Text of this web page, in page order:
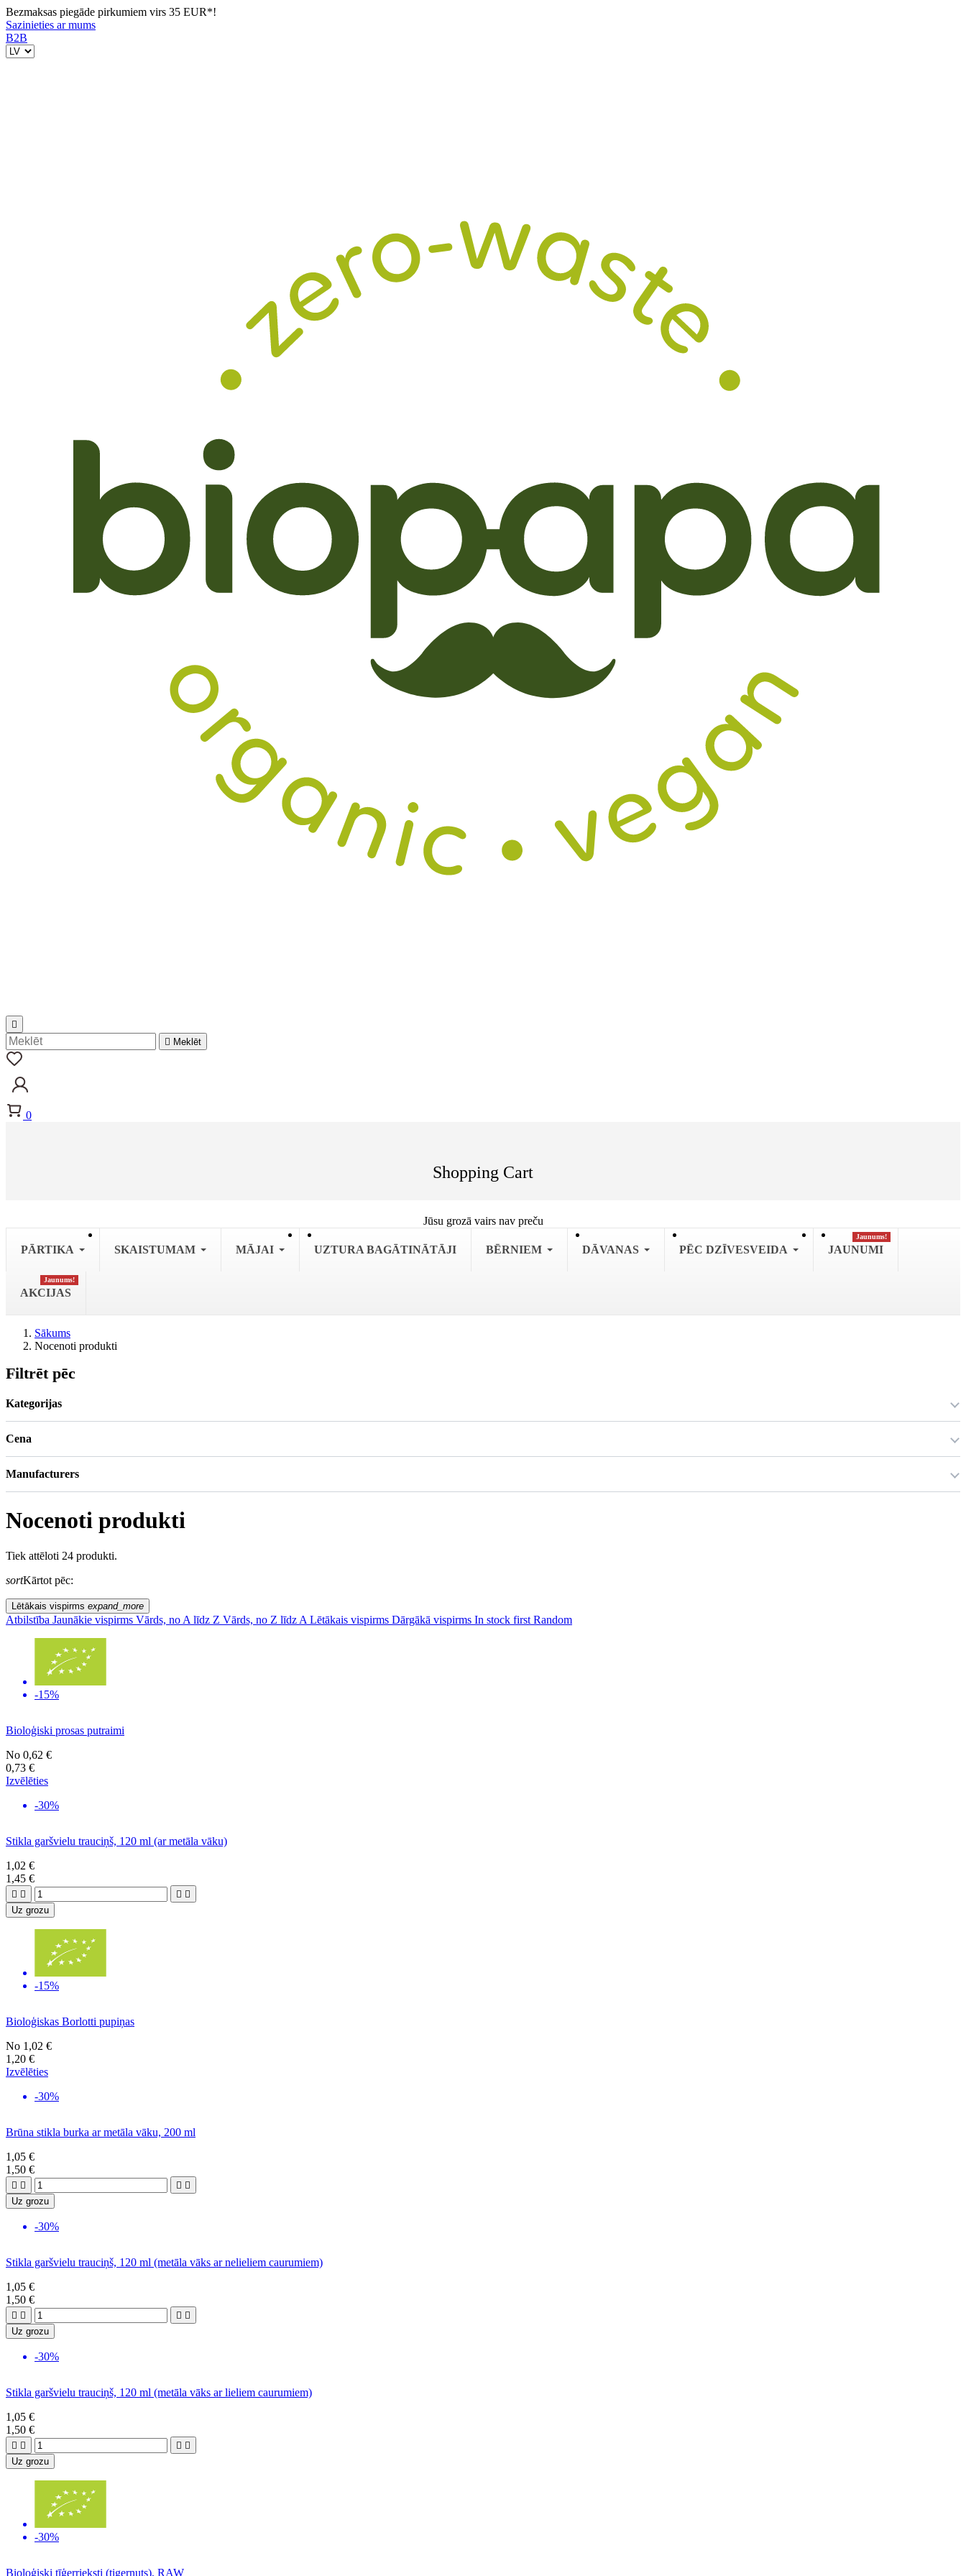
Bezmaksas piegāde pirkumiem virs 35 EUR*!
Sazinieties ar mums
B2B

 Meklēt
0
Shopping Cart
Jūsu grozā vairs nav preču
PĀRTIKA SKAISTUMAM MĀJAI UZTURA BAGĀTINĀTĀJI BĒRNIEM DĀVANAS PĒC DZĪVESVEIDA JAUNUMI
Jaunums!
AKCIJAS
Jaunums!
Sākums
Nocenoti produkti
Filtrēt pēc
Kategorijas
Cena
Manufacturers
Nocenoti produkti
Tiek attēloti 24 produkti.
sortKārtot pēc:
Lētākais vispirms expand_more
Atbilstība Jaunākie vispirms Vārds, no A līdz Z Vārds, no Z līdz A Lētākais vispirms Dārgākā vispirms In stock first Random
-15%
Bioloģiski prosas putraimi
No 0,62 €
0,73 €
Izvēlēties
-30%
Stikla garšvielu trauciņš, 120 ml (ar metāla vāku)
1,02 €
1,45 €
   
Uz grozu
-15%
Bioloģiskas Borlotti pupiņas
No 1,02 €
1,20 €
Izvēlēties
-30%
Brūna stikla burka ar metāla vāku, 200 ml
1,05 €
1,50 €
   
Uz grozu
-30%
Stikla garšvielu trauciņš, 120 ml (metāla vāks ar nelieliem caurumiem)
1,05 €
1,50 €
   
Uz grozu
-30%
Stikla garšvielu trauciņš, 120 ml (metāla vāks ar lieliem caurumiem)
1,05 €
1,50 €
   
Uz grozu
-30%
Bioloģiski tīģerrieksti (tigernuts), RAW